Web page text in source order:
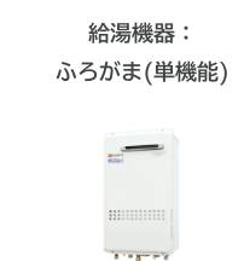
給湯機器：
ふろがま(単機能)